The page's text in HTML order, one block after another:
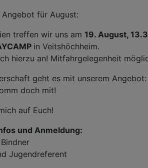
Angebot für August:
treffen wir uns am 19. August,
in Veitshöchheim.
hierzu an! Mitfahrgelegenheit
geht es mit unserem
doch mit!
auf Euch!
und Anmeldung:
Jugendreferent